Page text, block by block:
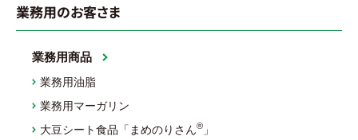
業務用のお客さま
業務用商品
業務用油脂
業務用マーガリン
大豆シート食品「まめのりさん® 」